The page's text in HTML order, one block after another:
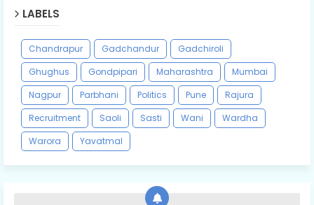
LABELS
Chandrapur Gadchandur
Gadchiroli
Ghughus
Gondpipari Maharashtra
Mumbai
Nagpur
Parbhani Politics Pune
Rajura
Recruitment
Saoli Sasti Wani
Wardha
Warora
Yavatmal